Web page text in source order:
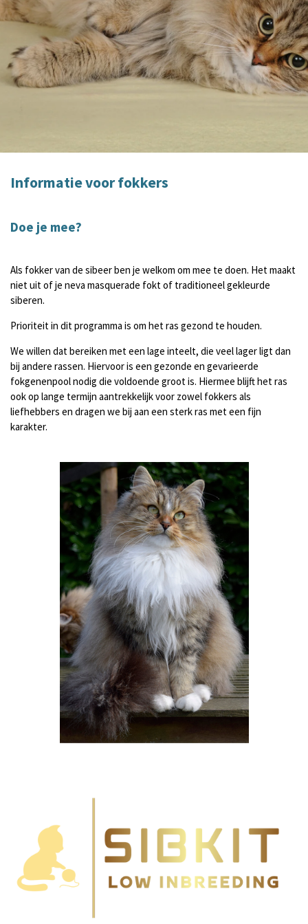
Informatie voor fokkers
Doe je mee?
Als fokker van de sibeer ben je welkom om mee te doen. Het maakt
niet uit of je neva masquerade fokt of traditioneel gekleurde
siberen.
Prioriteit in dit programma is om het ras gezond te houden.
We willen dat bereiken met een lage inteelt, die veel lager ligt dan
bij andere rassen. Hiervoor is een gezonde en gevarieerde
fokgenenpool nodig die voldoende groot is. Hiermee blijft het ras
ook op lange termijn aantrekkelijk voor zowel fokkers als
liefhebbers en dragen we bij aan een sterk ras met een fijn
karakter.